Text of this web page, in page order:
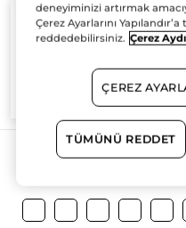
%100
aktifler
Daha
deneyiminizi artırmak
Çerez Ayarlarını
reddedebilirsiniz. Çerez
ÇEREZ
TÜMÜNÜ REDDET